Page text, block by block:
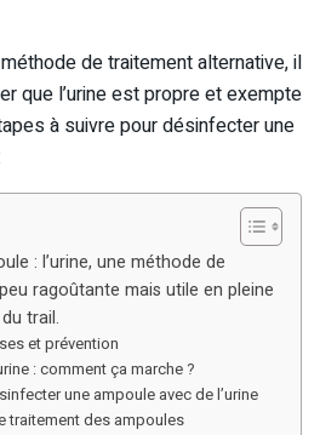
de traitement alternative, il
que l’urine est propre et exempte
à suivre pour désinfecter une
: l’urine, une méthode de
ragoûtante mais utile en pleine
trail.
et prévention
: comment ça marche ?
une ampoule avec de l’urine
traitement des ampoules